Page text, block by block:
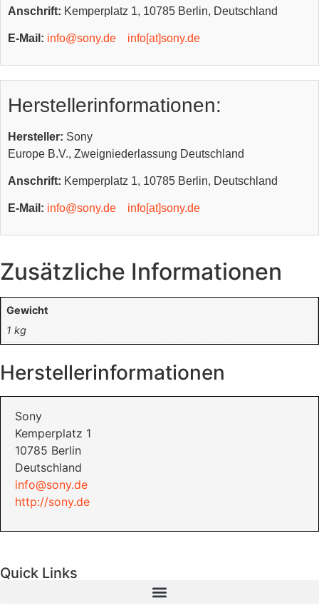
Anschrift: Kemperplatz 1, 10785 Berlin, Deutschland
E-Mail: info@sony.de info[at]sony.de
Herstellerinformationen:
Hersteller: Sony
Europe B.V., Zweigniederlassung Deutschland
Anschrift: Kemperplatz 1, 10785 Berlin, Deutschland
E-Mail: info@sony.de info[at]sony.de
Zusätzliche Informationen
Gewicht
1 kg
Herstellerinformationen
Sony
Kemperplatz 1
10785 Berlin
Deutschland
info@sony.de
http://sony.de
Quick Links